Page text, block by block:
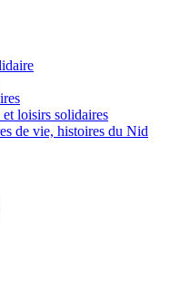
loisirs solidaires
de vie, histoires du Nid